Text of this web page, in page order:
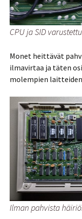
CPU ja SID
Monet heittävät
ilmavirtaa ja täten
molempien laitteiden
Ilman pahvista